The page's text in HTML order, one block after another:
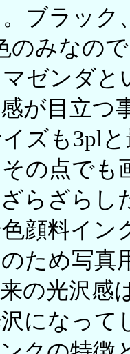
ブラック
のみなの
ゼンダ
が目立つ
イズも3pl
の点でも
らざら
顔料イン
ため写真
の光沢感
になって